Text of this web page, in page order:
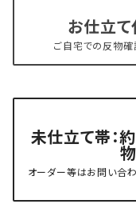
- 新古帯、中古・リサイ
夏用
- 振袖の帯・ママ振り・
博多織 西村織物
『marumasa.fab』丸
お仕立て
ご自宅での反物確
未仕立て帯：
オーダー等はお問い合